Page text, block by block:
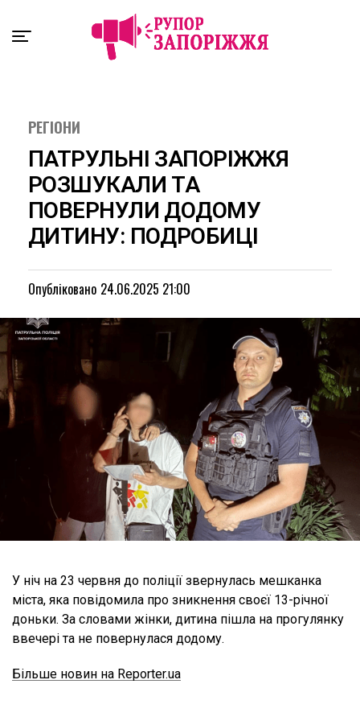
РЕГІОНИ
ПАТРУЛЬНІ ЗАПОРІЖЖЯ
РОЗШУКАЛИ ТА
ПОВЕРНУЛИ ДОДОМУ
ДИТИНУ: ПОДРОБИЦІ
Опубліковано 24.06.2025 21:00
У ніч на 23 червня до поліції звернулась мешканка
міста, яка повідомила про зникнення своєї 13-річної
доньки. За словами жінки, дитина пішла на прогулянку
ввечері та не повернулася додому.
Більше новин на Reporter.ua
Exit mobile version